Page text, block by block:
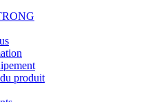
produit